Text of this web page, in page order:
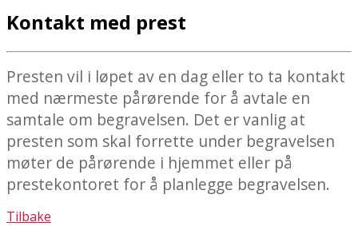
Kontakt med prest
Presten vil i løpet av en dag eller to ta kontakt
med nærmeste pårørende for å avtale en
samtale om begravelsen. Det er vanlig at
presten som skal forrette under begravelsen
møter de pårørende i hjemmet eller på
prestekontoret for å planlegge begravelsen.
Tilbake